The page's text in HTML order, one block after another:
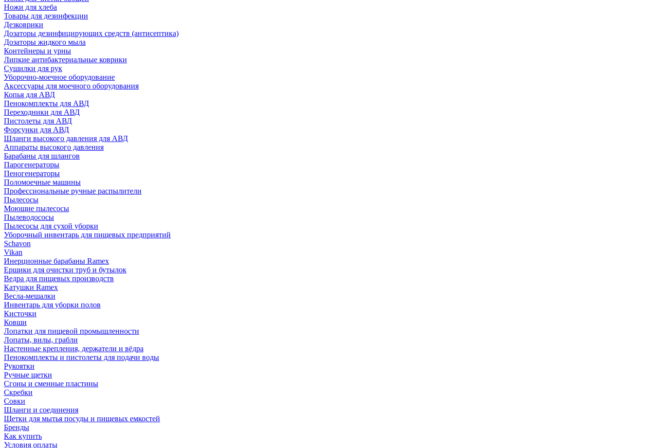
Ножи для хлеба
Товары для дезинфекции
Дезковрики
Дозаторы дезинфицирующих средств (антисептика)
Дозаторы жидкого мыла
Контейнеры и урны
Липкие антибактериальные коврики
Сушилки для рук
Уборочно-моечное оборудование
Аксессуары для моечного оборудования
Копья для АВД
Пенокомплекты для АВД
Переходники для АВД
Пистолеты для АВД
Форсунки для АВД
Шланги высокого давления для АВД
Аппараты высокого давления
Барабаны для шлангов
Парогенераторы
Пеногенераторы
Поломоечные машины
Профессиональные ручные распылители
Пылесосы
Моющие пылесосы
Пылеводососы
Пылесосы для сухой уборки
Уборочный инвентарь для пищевых предприятий
Schavon
Vikan
Инерционные барабаны Ramex
Ершики для очистки труб и бутылок
Ведра для пищевых производств
Катушки Ramex
Весла-мешалки
Инвентарь для уборки полов
Кисточки
Ковши
Лопатки для пищевой промышленности
Лопаты, вилы, грабли
Настенные крепления, держатели и вёдра
Пенокомплекты и пистолеты для подачи воды
Рукоятки
Ручные щетки
Сгоны и сменные пластины
Скребки
Совки
Шланги и соединения
Щетки для мытья посуды и пищевых емкостей
Бренды
Как купить
Условия оплаты